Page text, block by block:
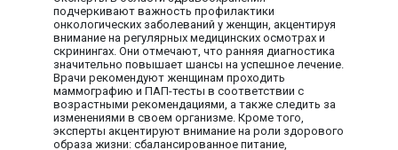
подчеркивают важность профилактики
онкологических заболеваний у женщин, акцентируя
внимание на регулярных медицинских осмотрах и
скринингах. Они отмечают, что ранняя диагностика
значительно повышает шансы на успешное лечение.
Врачи рекомендуют женщинам проходить
маммографию и ПАП-тесты в соответствии с
возрастными рекомендациями, а также следить за
изменениями в своем организме. Кроме того,
эксперты акцентируют внимание на роли здорового
образа жизни: сбалансированное питание,